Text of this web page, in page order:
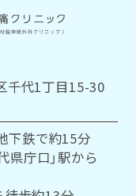
千代1丁目15-30
下鉄で約15分
県庁口」駅から